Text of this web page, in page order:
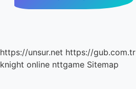
https://unsur.net https://gub.com.tr
knight online nttgame Sitemap